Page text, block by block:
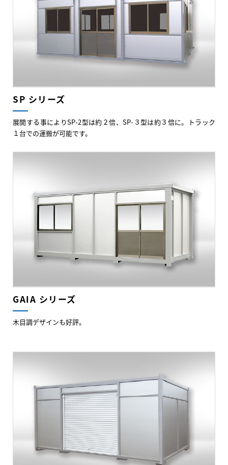
SP シリーズ
展開する事によりSP-2型は約２倍、SP-３型は約３倍に。トラック
１台での運搬が可能です。
GAIA シリーズ
木目調デザインも好評。